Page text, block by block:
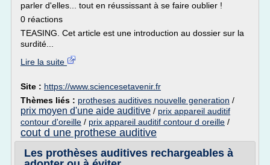
parler d'elles... tout en réussissant à se faire oublier !
0 réactions
TEASING. Cet article est une introduction au dossier sur la
surdité...
Lire la suite
Site : https://www.sciencesetavenir.fr
Thèmes liés : protheses auditives nouvelle generation /
prix moyen d'une aide auditive / prix appareil auditif
contour d'oreille / prix appareil auditif contour d oreille /
cout d une prothese auditive
Les prothèses auditives rechargeables à